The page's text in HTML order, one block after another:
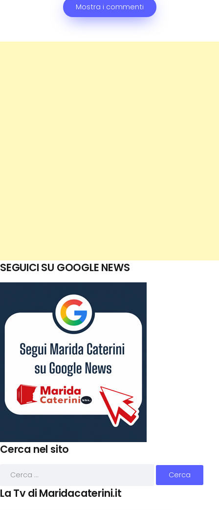
Mostra i commenti
SEGUICI SU GOOGLE NEWS
Cerca nel sito
La Tv di Maridacaterini.it